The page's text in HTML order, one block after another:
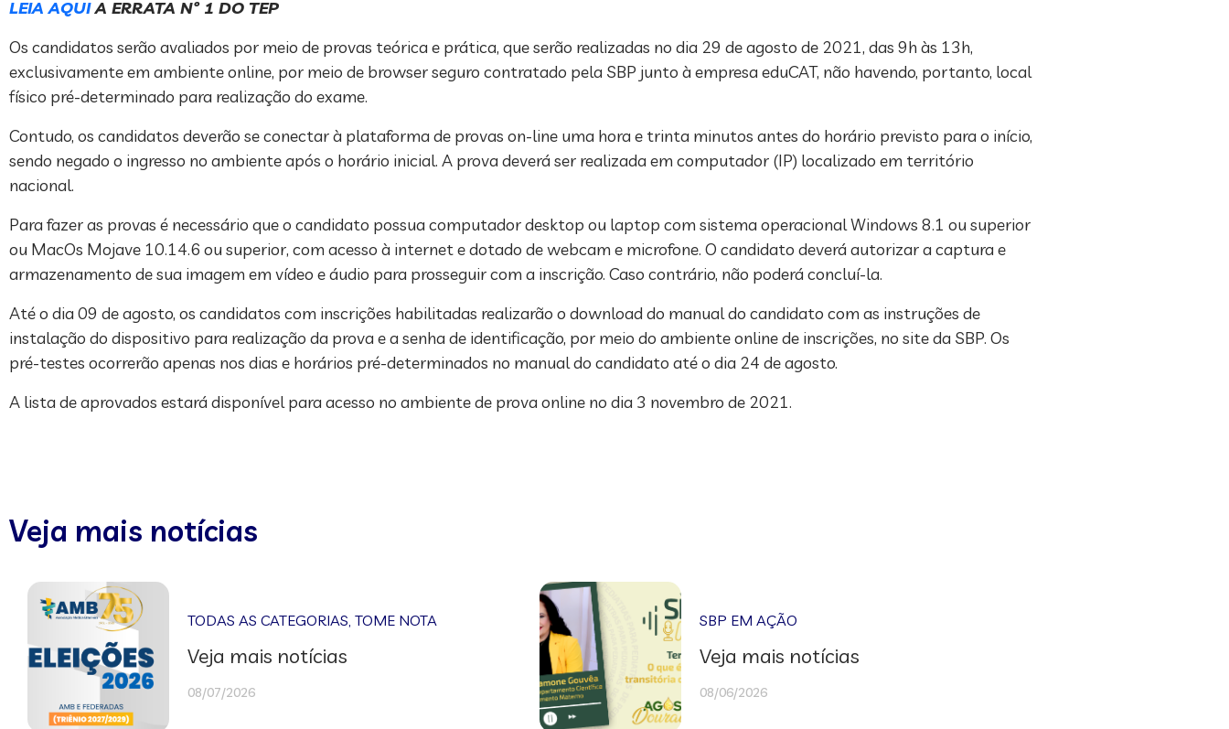
LEIA AQUIA ERRATA Nº 1 DO TEP
Os candidatos serão avaliados por meio de provas teórica e prática, que serão realizadas no dia 29 de agosto de 2021, das 9h às 13h,
exclusivamente em ambiente online, por meio de browser seguro contratado pela SBP junto à empresa eduCAT, não havendo, portanto, local
físico pré-determinado para realização do exame.
Contudo, os candidatos deverão se conectar à plataforma de provas on-line uma hora e trinta minutos antes do horário previsto para o início,
sendo negado o ingresso no ambiente após o horário inicial. A prova deverá ser realizada em computador (IP) localizado em território
nacional.
Para fazer as provas é necessário que o candidato possua computador desktop ou laptop com sistema operacional Windows 8.1 ou superior
ou MacOs Mojave 10.14.6 ou superior, com acesso à internet e dotado de webcam e microfone. O candidato deverá autorizar a captura e
armazenamento de sua imagem em vídeo e áudio para prosseguir com a inscrição. Caso contrário, não poderá concluí-la.
Até o dia 09 de agosto, os candidatos com inscrições habilitadas realizarão o download do manual do candidato com as instruções de
instalação do dispositivo para realização da prova e a senha de identificação, por meio do ambiente online de inscrições, no site da SBP. Os
pré-testes ocorrerão apenas nos dias e horários pré-determinados no manual do candidato até o dia 24 de agosto.
A lista de aprovados estará disponível para acesso no ambiente de prova online no dia 3 novembro de 2021.
Veja mais notícias
TODAS AS CATEGORIAS,TOME NOTA
Veja mais notícias
08/07/2026
SBP EM AÇÃO
Veja mais notícias
08/06/2026